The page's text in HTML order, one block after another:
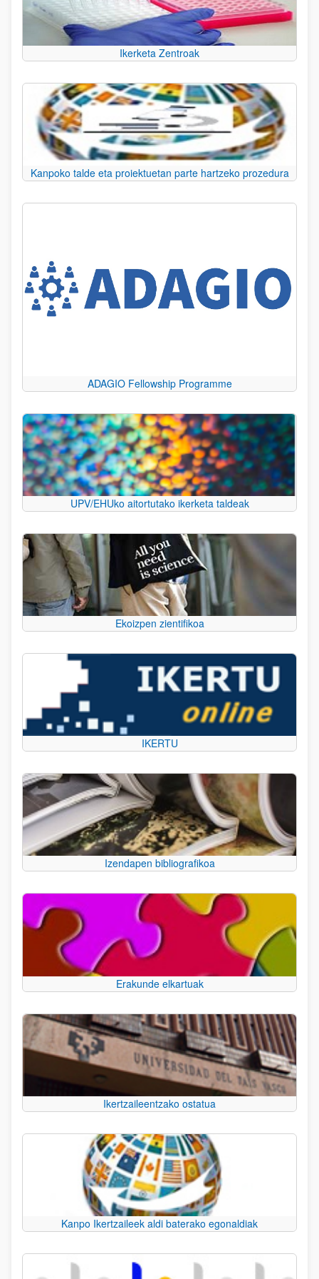
Ikerketa Zentroak
Kanpoko talde eta proiektuetan parte hartzeko prozedura
ADAGIO Fellowship Programme
UPV/EHUko aitortutako ikerketa taldeak
Ekoizpen zientifikoa
IKERTU
Izendapen bibliografikoa
Erakunde elkartuak
Ikertzaileentzako ostatua
Kanpo Ikertzaileek aldi baterako egonaldiak